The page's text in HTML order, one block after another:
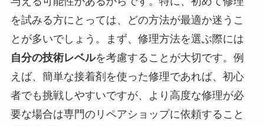
を試みる方にとっては、どの方法が最適か迷うこ
とが多いでしょう。まず、修理方法を選ぶ際には
自分の技術レベルを考慮することが大切です。例
えば、簡単な接着剤を使った修理であれば、初心
者でも挑戦しやすいですが、より高度な修理が必
要な場合は専門のリペアショップに依頼すること